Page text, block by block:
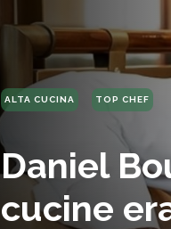
ALTA CUCINA TOP CHEF
Daniel
cucine